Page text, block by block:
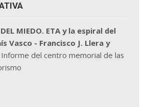
DEL MIEDO. ETA y la espiral del
Vasco - Francisco J. Llera y
Informe del centro memorial de las